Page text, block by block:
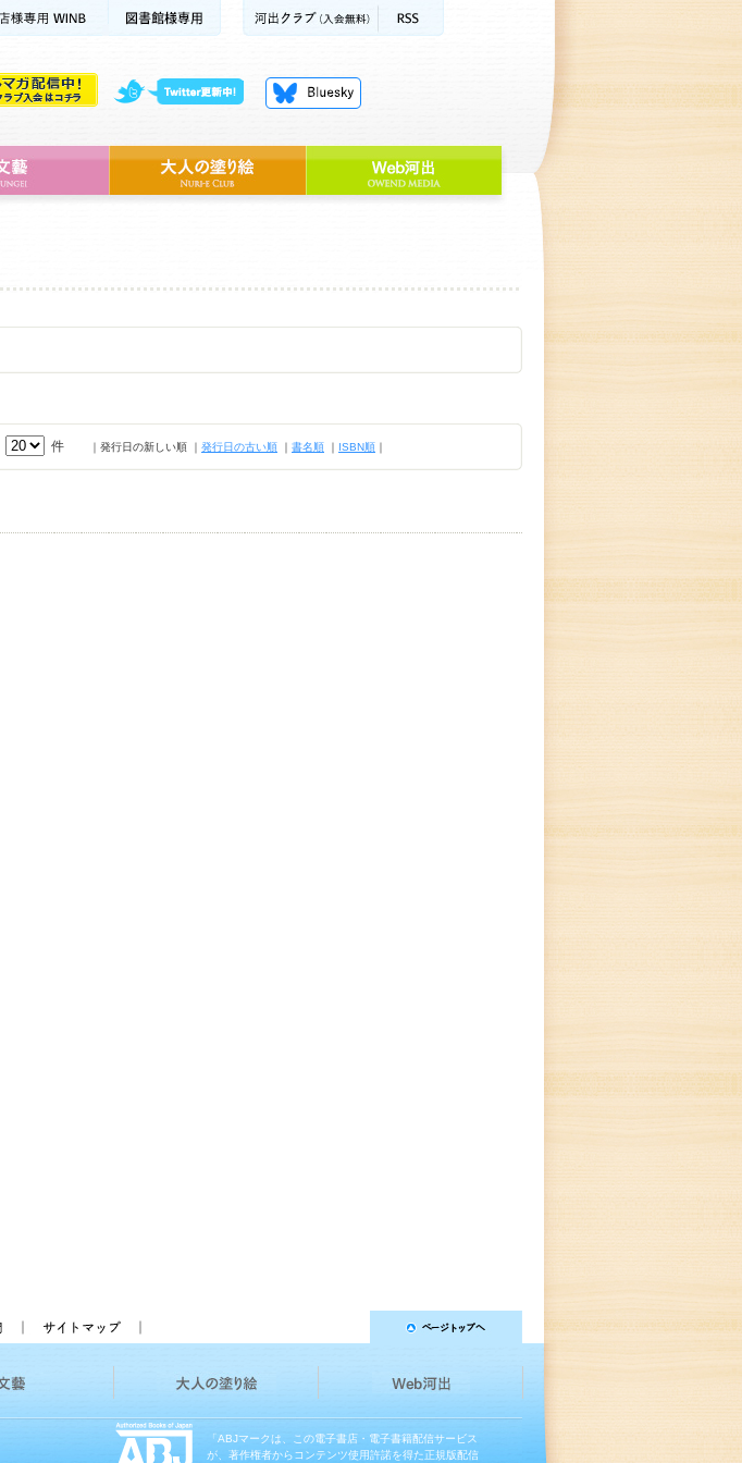
件 ｜発行日の新しい順 ｜ 発行日の古い順 ｜ 書名順 ｜ ISBN順 ｜
「ABJマークは、この電子書店・電子書籍配信サービス
が、著作権者からコンテンツ使用許諾を得た正規版配信